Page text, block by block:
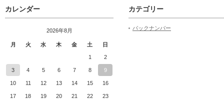
カレンダー
2026年8月
月 火 水 木 金 土 日
1 2
3 4 5 6 7 8 9
10 11 12 13 14 15 16
17 18 19 20 21 22 23
カテゴリー
バックナンバー